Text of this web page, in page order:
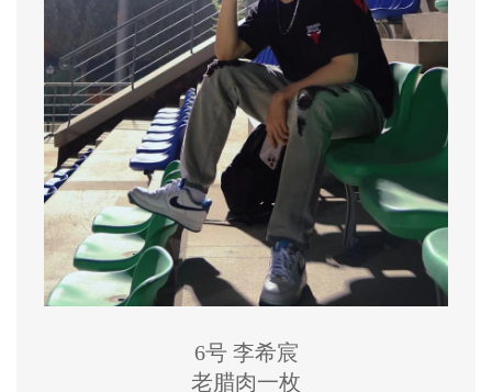
6号 李希宸
老腊肉一枚